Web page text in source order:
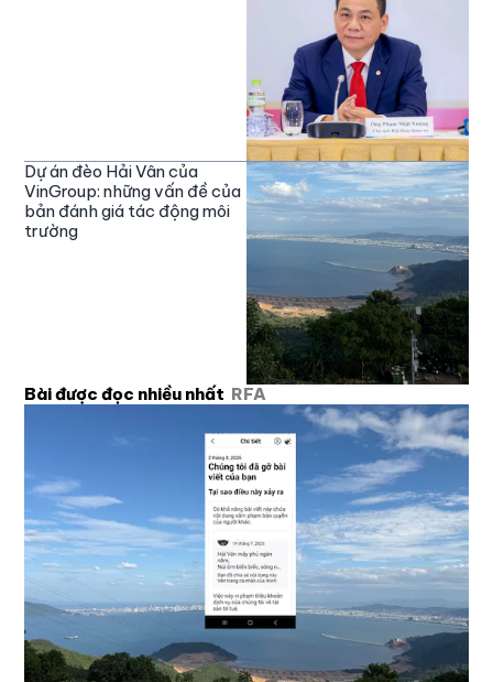
Dự án đèo Hải Vân của
VinGroup: những vấn đề của
bản đánh giá tác động môi
trường
Bài được đọc nhiều nhất RFA